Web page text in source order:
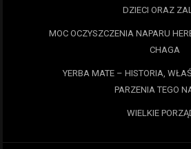
DZIECI ORAZ
MOC OCZYSZCZENIA NAPARU
CHAGA
YERBA MATE – HISTORIA,
PARZENIA TEGO
WIELKIE